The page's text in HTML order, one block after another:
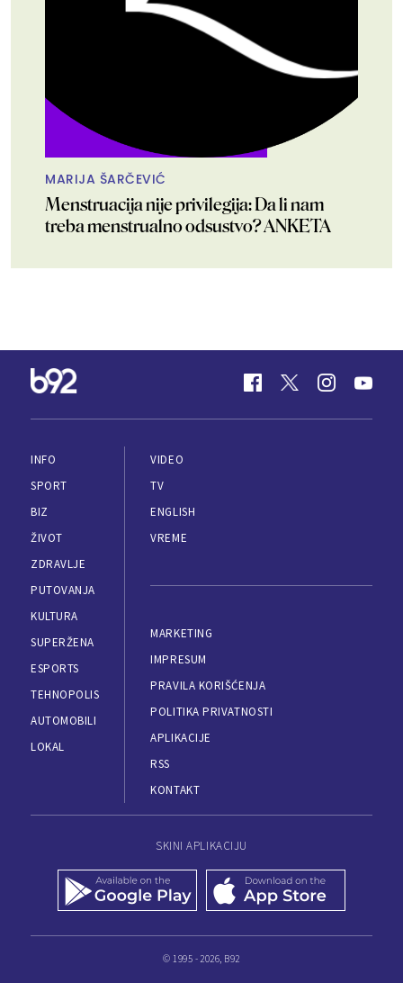
MARIJA ŠARČEVIĆ
Menstruacija nije privilegija: Da li nam
treba menstrualno odsustvo? ANKETA
INFO
SPORT
BIZ
ŽIVOT
ZDRAVLJE
PUTOVANJA
KULTURA
SUPERŽENA
ESPORTS
TEHNOPOLIS
AUTOMOBILI
LOKAL
VIDEO
TV
ENGLISH
VREME
MARKETING
IMPRESUM
PRAVILA KORIŠĆENJA
POLITIKA PRIVATNOSTI
APLIKACIJE
RSS
KONTAKT
SKINI APLIKACIJU
© 1995 - 2026, B92